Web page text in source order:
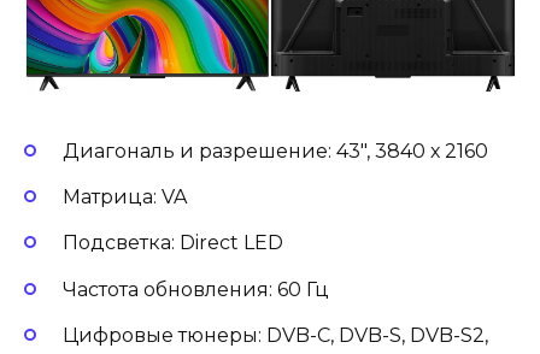
Диагональ и разрешение: 43″, 3840 х 2160
Матрица: VA
Подсветка: Direct LED
Частота обновления: 60 Гц
Цифровые тюнеры: DVB-C, DVB-S, DVB-S2,